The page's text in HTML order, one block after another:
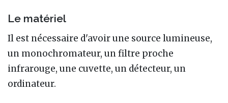
Le matériel
Il est nécessaire d'avoir une source lumineuse,
un monochromateur, un filtre proche
infrarouge, une cuvette, un détecteur, un
ordinateur.